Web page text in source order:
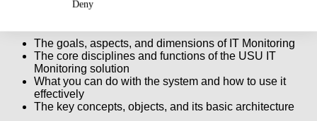
The goals, aspects, and dimensions of IT Monitoring
The core disciplines and functions of the USU IT
Monitoring solution
What you can do with the system and how to use it
effectively
The key concepts, objects, and its basic architecture
Deny